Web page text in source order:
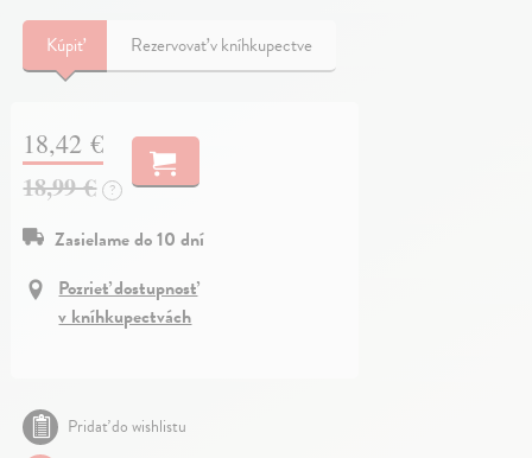
Kúpiť Rezervovať v kníhkupectve
18,42 €
18,99 €
?
Zasielame do 10 dní
Pozrieť dostupnosť
v kníhkupectvách
Pridať do wishlistu